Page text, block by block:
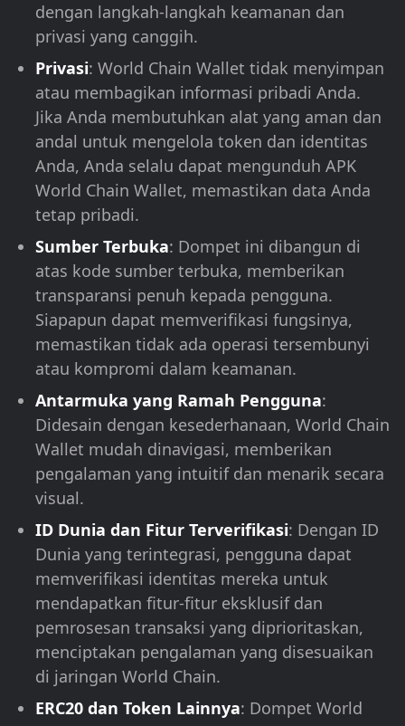
dengan langkah-langkah keamanan dan
privasi yang canggih.
Privasi: World Chain Wallet tidak menyimpan
atau membagikan informasi pribadi Anda.
Jika Anda membutuhkan alat yang aman dan
andal untuk mengelola token dan identitas
Anda, Anda selalu dapat mengunduh APK
World Chain Wallet, memastikan data Anda
tetap pribadi.
Sumber Terbuka: Dompet ini dibangun di
atas kode sumber terbuka, memberikan
transparansi penuh kepada pengguna.
Siapapun dapat memverifikasi fungsinya,
memastikan tidak ada operasi tersembunyi
atau kompromi dalam keamanan.
Antarmuka yang Ramah Pengguna:
Didesain dengan kesederhanaan, World Chain
Wallet mudah dinavigasi, memberikan
pengalaman yang intuitif dan menarik secara
visual.
ID Dunia dan Fitur Terverifikasi: Dengan ID
Dunia yang terintegrasi, pengguna dapat
memverifikasi identitas mereka untuk
mendapatkan fitur-fitur eksklusif dan
pemrosesan transaksi yang diprioritaskan,
menciptakan pengalaman yang disesuaikan
di jaringan World Chain.
ERC20 dan Token Lainnya: Dompet World